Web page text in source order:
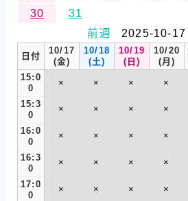
30
31
前週
2025-10-17
日付
10/17
(金)
10/18
(土)
10/19
(日)
10/20
(月)
15:0
0
× × × ×
15:3
0
× × × ×
16:0
0
× × × ×
16:3
0
× × × ×
17:0
0
× × × ×